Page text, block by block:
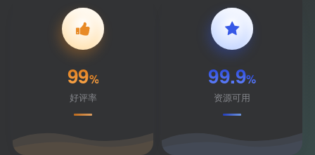
99%
好评率
99.9%
资源可用